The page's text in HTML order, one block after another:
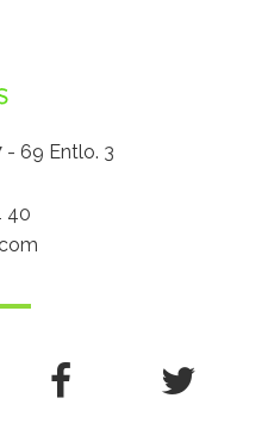
- 69 Entlo. 3
40